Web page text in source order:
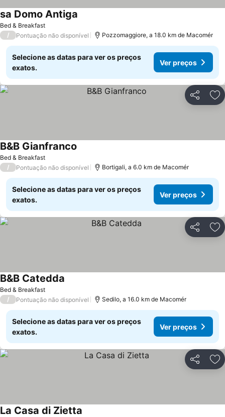
Bed & Breakfast
sa Domo Antiga
/ Pontuação não disponível Pozzomaggiore, a 18.0 km de Macomér
Selecione as datas para ver os preços
exatos.
Ver preços
Partilhar
Bed & Breakfast
B&B Gianfranco
/ Pontuação não disponível Bortigali, a 6.0 km de Macomér
Selecione as datas para ver os preços
exatos.
Ver preços
Partilhar
Bed & Breakfast
B&B Catedda
/ Pontuação não disponível Sedilo, a 16.0 km de Macomér
Selecione as datas para ver os preços
exatos.
Ver preços
Partilhar
La Casa di Zietta